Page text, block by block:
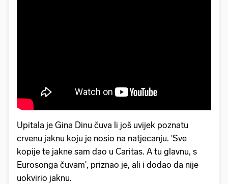
Upitala je Gina Dinu čuva li još uvijek poznatu
crvenu jaknu koju je nosio na natjecanju. 'Sve
kopije te jakne sam dao u Caritas. A tu glavnu, s
Eurosonga čuvam', priznao je, ali i dodao da nije
uokvirio jaknu.